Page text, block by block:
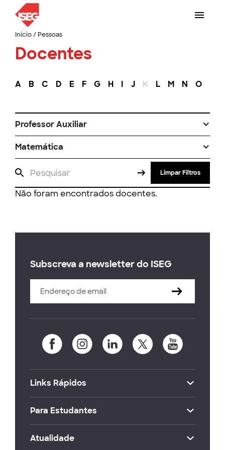
Início/ Pessoas
Docentes
A B C D E F G H I J K L M N O
Professor Auxiliar
Matemática
Limpar Filtros
Não foram encontrados docentes.
Subscreva a newsletter do ISEG
Links Rápidos
Para Estudantes
Atualidade